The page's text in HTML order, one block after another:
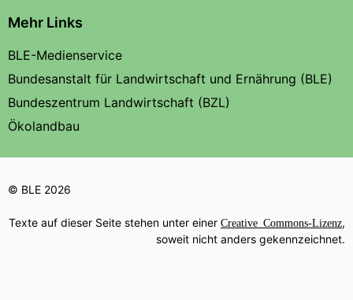
Mehr Links
BLE-Medienservice
Bundesanstalt für Landwirtschaft und Ernährung (BLE)
Bundeszentrum Landwirtschaft (BZL)
Ökolandbau
© BLE 2026
Texte auf dieser Seite stehen unter einer Creative Commons-Lizenz,
soweit nicht anders gekennzeichnet.